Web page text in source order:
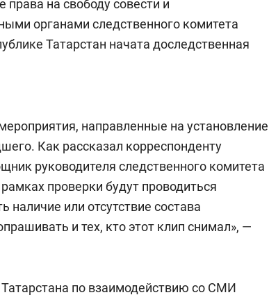
на свободу совести и
органами следственного комитета
Татарстан начата доследственная
направленные на установление
Как рассказал корреспонденту
руководителя следственного комитета
рамках проверки будут проводиться
наличие или отсутствие состава
и тех, кто этот клип снимал», —
по взаимодействию со СМИ